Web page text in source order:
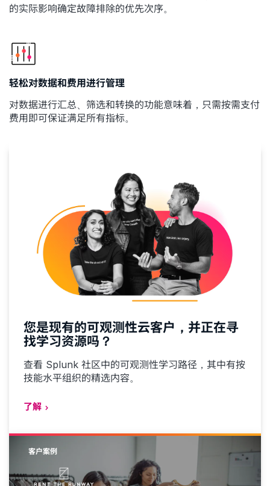
的实际影响确定故障排除的优先次序。
轻松对数据和费用进行管理
对数据进行汇总、筛选和转换的功能意味着，只需按需支付
费用即可保证满足所有指标。
您是现有的可观测性云客户，并正在寻
找学习资源吗？
查看 Splunk 社区中的可观测性学习路径，其中有按
技能水平组织的精选内容。
了解
客户案例